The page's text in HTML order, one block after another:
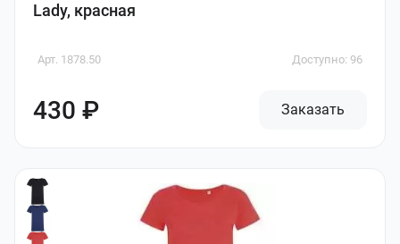
Lady, красная
Арт. 1878.50 Доступно: 96
430 ₽ Заказать